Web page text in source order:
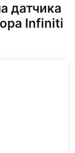
датчика
Infiniti